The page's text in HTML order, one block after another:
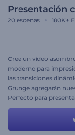
Presentación
20 escenas 180K+
Cree un video
moderno para
las transiciones
Grunge agregarán
Perfecto para
comerciales, eventos
moda y mucho más.
multimedia, edite el